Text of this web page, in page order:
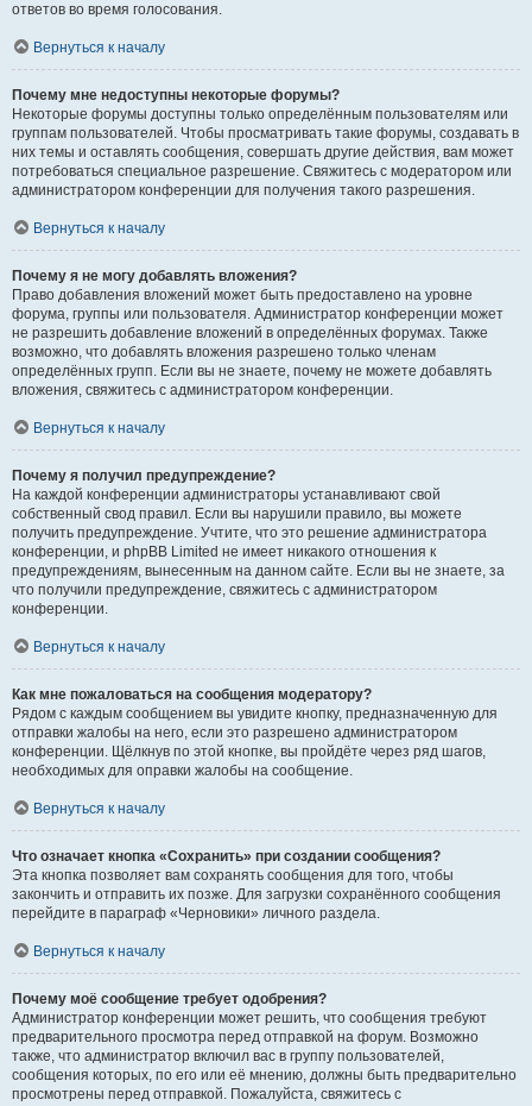
ответов во время голосования.
Вернуться к началу
Почему мне недоступны некоторые форумы?
Некоторые форумы доступны только определённым пользователям или
группам пользователей. Чтобы просматривать такие форумы, создавать в
них темы и оставлять сообщения, совершать другие действия, вам может
потребоваться специальное разрешение. Свяжитесь с модератором или
администратором конференции для получения такого разрешения.
Вернуться к началу
Почему я не могу добавлять вложения?
Право добавления вложений может быть предоставлено на уровне
форума, группы или пользователя. Администратор конференции может
не разрешить добавление вложений в определённых форумах. Также
возможно, что добавлять вложения разрешено только членам
определённых групп. Если вы не знаете, почему не можете добавлять
вложения, свяжитесь с администратором конференции.
Вернуться к началу
Почему я получил предупреждение?
На каждой конференции администраторы устанавливают свой
собственный свод правил. Если вы нарушили правило, вы можете
получить предупреждение. Учтите, что это решение администратора
конференции, и phpBB Limited не имеет никакого отношения к
предупреждениям, вынесенным на данном сайте. Если вы не знаете, за
что получили предупреждение, свяжитесь с администратором
конференции.
Вернуться к началу
Как мне пожаловаться на сообщения модератору?
Рядом с каждым сообщением вы увидите кнопку, предназначенную для
отправки жалобы на него, если это разрешено администратором
конференции. Щёлкнув по этой кнопке, вы пройдёте через ряд шагов,
необходимых для оправки жалобы на сообщение.
Вернуться к началу
Что означает кнопка «Сохранить» при создании сообщения?
Эта кнопка позволяет вам сохранять сообщения для того, чтобы
закончить и отправить их позже. Для загрузки сохранённого сообщения
перейдите в параграф «Черновики» личного раздела.
Вернуться к началу
Почему моё сообщение требует одобрения?
Администратор конференции может решить, что сообщения требуют
предварительного просмотра перед отправкой на форум. Возможно
также, что администратор включил вас в группу пользователей,
сообщения которых, по его или её мнению, должны быть предварительно
просмотрены перед отправкой. Пожалуйста, свяжитесь с